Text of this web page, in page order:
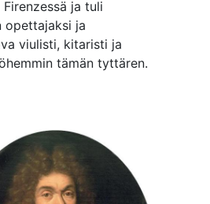
ja tuli
opettajaksi ja
viulisti, kitaristi ja
tämän tyttären.